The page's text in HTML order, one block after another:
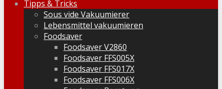
Tipps & Tricks
Sous vide Vakuumierer
Lebensmittel vakuumieren
Foodsaver
Foodsaver V2860
Foodsaver FFS005X
Foodsaver FFS017X
Foodsaver FFS006X